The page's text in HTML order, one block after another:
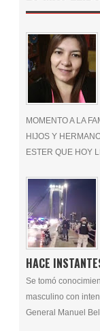
MOMENTO A LA
HIJOS Y
ESTER QUE HOY
HACE
Se tomó
masculino con
General Manuel